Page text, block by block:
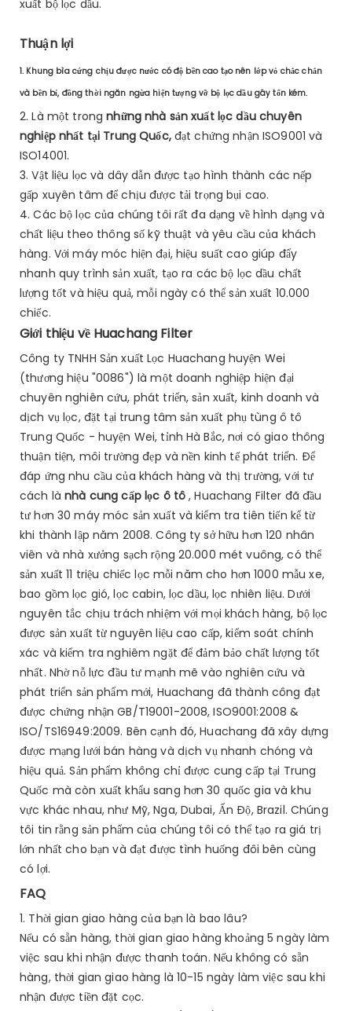
Thuận lợi
1. Khung bìa cứng chịu được nước có độ bền cao tạo nên lớp vỏ chắc chắn
và bền bỉ, đồng thời ngăn ngừa hiện tượng vỡ bộ lọc dầu gây tốn kém.
2. Là một trongnhững nhà sản xuất lọc dầu chuyên
nghiệp nhất tại Trung Quốc,đạt chứng nhận ISO9001 và
ISO14001.
3. Vật liệu lọc và dây dẫn được tạo hình thành các nếp
gấp xuyên tâm để chịu được tải trọng bụi cao.
4. Các bộ lọc của chúng tôi rất đa dạng về hình dạng và
chất liệu theo thông số kỹ thuật và yêu cầu của khách
hàng. Với máy móc hiện đại, hiệu suất cao giúp đẩy
nhanh quy trình sản xuất, tạo ra các bộ lọc dầu chất
lượng tốt và hiệu quả, mỗi ngày có thể sản xuất 10.000
chiếc.
Giới thiệu về Huachang Filter
Công ty TNHH Sản xuất Lọc Huachang huyện Wei
(thương hiệu "0086") là một doanh nghiệp hiện đại
chuyên nghiên cứu, phát triển, sản xuất, kinh doanh và
dịch vụ lọc, đặt tại trung tâm sản xuất phụ tùng ô tô
Trung Quốc - huyện Wei, tỉnh Hà Bắc, nơi có giao thông
thuận tiện, môi trường đẹp và nền kinh tế phát triển. Để
đáp ứng nhu cầu của khách hàng và thị trường, với tư
cách lànhà cung cấp lọc ô tô , Huachang Filter đã đầu
tư hơn 30 máy móc sản xuất và kiểm tra tiên tiến kể từ
khi thành lập năm 2008. Công ty sở hữu hơn 120 nhân
viên và nhà xưởng sạch rộng 20.000 mét vuông, có thể
sản xuất 11 triệu chiếc lọc mỗi năm cho hơn 1000 mẫu xe,
bao gồm lọc gió, lọc cabin, lọc dầu, lọc nhiên liệu. Dưới
nguyên tắc chịu trách nhiệm với mọi khách hàng, bộ lọc
được sản xuất từ ​​nguyên liệu cao cấp, kiểm soát chính
xác và kiểm tra nghiêm ngặt để đảm bảo chất lượng tốt
nhất. Nhờ nỗ lực đầu tư mạnh mẽ vào nghiên cứu và
phát triển sản phẩm mới, Huachang đã thành công đạt
được chứng nhận GB/T19001-2008, ISO9001:2008 &
ISO/TS16949:2009. Bên cạnh đó, Huachang đã xây dựng
được mạng lưới bán hàng và dịch vụ nhanh chóng và
hiệu quả. Sản phẩm không chỉ được cung cấp tại Trung
Quốc mà còn xuất khẩu sang hơn 30 quốc gia và khu
vực khác nhau, như Mỹ, Nga, Dubai, Ấn Độ, Brazil. Chúng
tôi tin rằng sản phẩm của chúng tôi có thể tạo ra giá trị
lớn nhất cho bạn và đạt được tình huống đôi bên cùng
có lợi.
FAQ
1. Thời gian giao hàng của bạn là bao lâu?
Nếu có sẵn hàng, thời gian giao hàng khoảng 5 ngày làm
việc sau khi nhận được thanh toán. Nếu không có sẵn
hàng, thời gian giao hàng là 10-15 ngày làm việc sau khi
nhận được tiền đặt cọc.